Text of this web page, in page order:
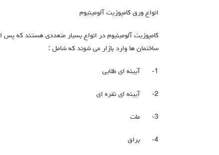
انواع ورق کامپوزیت آلومینیوم
کامپوزیت آلومینیوم در انواع بسیار متعددی هستند که
ساختمان ها وارد بازار می شوند که شامل :
1- آیینه ای طلایی
2- آیینه ای نقره ای
3- مات
4- براق